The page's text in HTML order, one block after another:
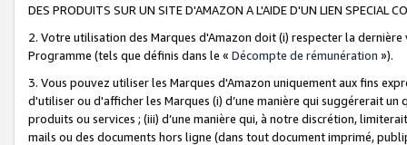
DES PRODUITS SUR UN SITE D'AMAZON A L'AIDE D'UN LIEN SPECIAL
2. Votre utilisation des Marques d'Amazon doit (i) respecter la
Programme (tels que définis dans le « Décompte de rémunération »).
3. Vous pouvez utiliser les Marques d'Amazon uniquement aux fins
d'utiliser ou d'afficher les Marques (i) d’une manière qui suggérerait
produits ou services ; (iii) d’une manière qui, à notre discrétion,
mails ou des documents hors ligne (dans tout document imprimé,